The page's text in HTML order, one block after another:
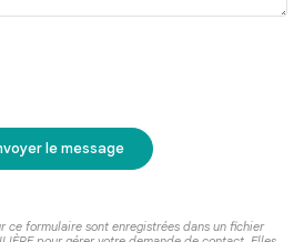
le message
ce formulaire sont enregistrées dans un fichier